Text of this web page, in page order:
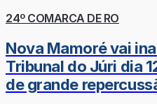
24º COMARCA DE RO
Nova Mamoré vai
Tribunal do Júri dia
de grande